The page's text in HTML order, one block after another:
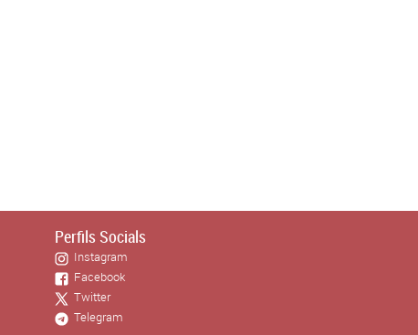
Perfils Socials
Instagram
Facebook
Twitter
Telegram